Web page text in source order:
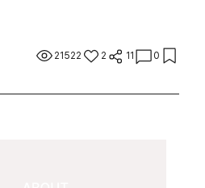
21522 2 11 0